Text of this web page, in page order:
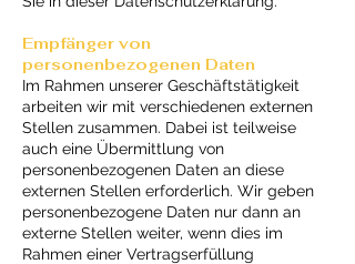
Empfänger von
personenbezogenen Daten
Im Rahmen unserer Geschäftstätigkeit
arbeiten wir mit verschiedenen externen
Stellen zusammen. Dabei ist teilweise
auch eine Übermittlung von
personenbezogenen Daten an diese
externen Stellen erforderlich. Wir geben
personenbezogene Daten nur dann an
externe Stellen weiter, wenn dies im
Rahmen einer Vertragserfüllung